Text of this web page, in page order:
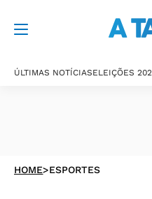
ÚLTIMAS NOTÍCIASELEIÇÕES
HOME>ESPORTES